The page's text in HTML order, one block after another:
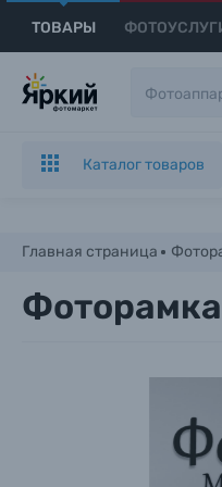
ТОВАРЫ
Каталог товаров
Главная страница